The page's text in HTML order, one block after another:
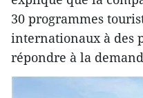
30 programmes
internationaux à des
répondre à la